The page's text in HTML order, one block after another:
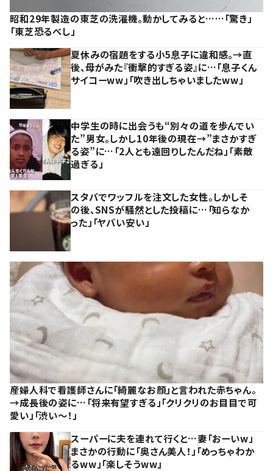
昭和29年製造の東芝の洗濯機。動かしてみると……「驚き」
「東芝恐るべし」
夏休みの宿題をする小5息子に違和感。→直
後、母がみた『衝撃的すぎる姿』に…「息子くん
サイコーww」「吹き出しちゃいましたww」
中学生の時に出会うも“別々の道を歩んでい
た”男女。しかし10年後の現在→”まさかすぎ
る姿”に…「2人とも遠回りしたんだね」「素敵
過ぎる」
スタバでワッフルを注文した女性。しかしそ
の後、SNSが騒然とした投稿に…「知らなか
った」「ヤバい安い」
産婦人科で看護師さんに「綺麗なお顔」と言われた赤ちゃん。
→成長後の姿に…「将来有望すぎる」「クリクリのお目目で可
愛い」「渋い～！」
スーパーに夫を連れて行くと…妻「おーいw」
まさかの行動に「奥さん美人！」「めっちゃわか
るww」「楽しそうww」